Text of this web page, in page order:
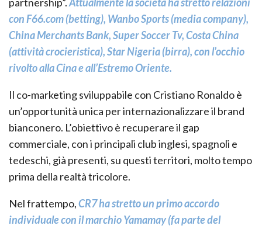
partnership”.Attualmente la società ha stretto relazioni
con F66.com (betting), Wanbo Sports (media company),
China Merchants Bank, Super Soccer Tv, Costa China
(attività crocieristica), Star Nigeria (birra), con l’occhio
rivolto alla Cina e all’Estremo Oriente.
Il co-marketing sviluppabile con Cristiano Ronaldo è
un’opportunità unica per internazionalizzare il brand
bianconero. L’obiettivo è recuperare il gap
commerciale, con i principali club inglesi, spagnoli e
tedeschi, già presenti, su questi territori, molto tempo
prima della realtà tricolore.
Nel frattempo,CR7 ha stretto un primo accordo
individuale con il marchio Yamamay (fa parte del